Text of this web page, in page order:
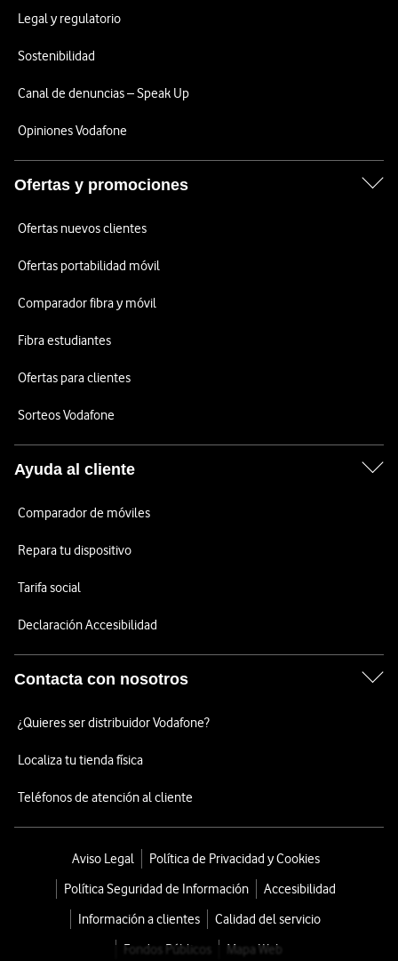
Legal y regulatorio
Sostenibilidad
Canal de denuncias – Speak Up
Opiniones Vodafone
Ofertas y promociones
Ofertas nuevos clientes
Ofertas portabilidad móvil
Comparador fibra y móvil
Fibra estudiantes
Ofertas para clientes
Sorteos Vodafone
Ayuda al cliente
Comparador de móviles
Repara tu dispositivo
Tarifa social
Declaración Accesibilidad
Contacta con nosotros
¿Quieres ser distribuidor Vodafone?
Localiza tu tienda física
Teléfonos de atención al cliente
Aviso Legal
Política de Privacidad y Cookies
Política Seguridad de Información
Accesibilidad
Información a clientes
Calidad del servicio
Fondos Públicos
Mapa Web